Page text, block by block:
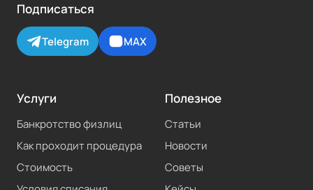
Подписаться
Telegram MAX
Услуги
Банкротство физлиц
Как проходит процедура
Стоимость
Полезное
Статьи
Новости
Советы